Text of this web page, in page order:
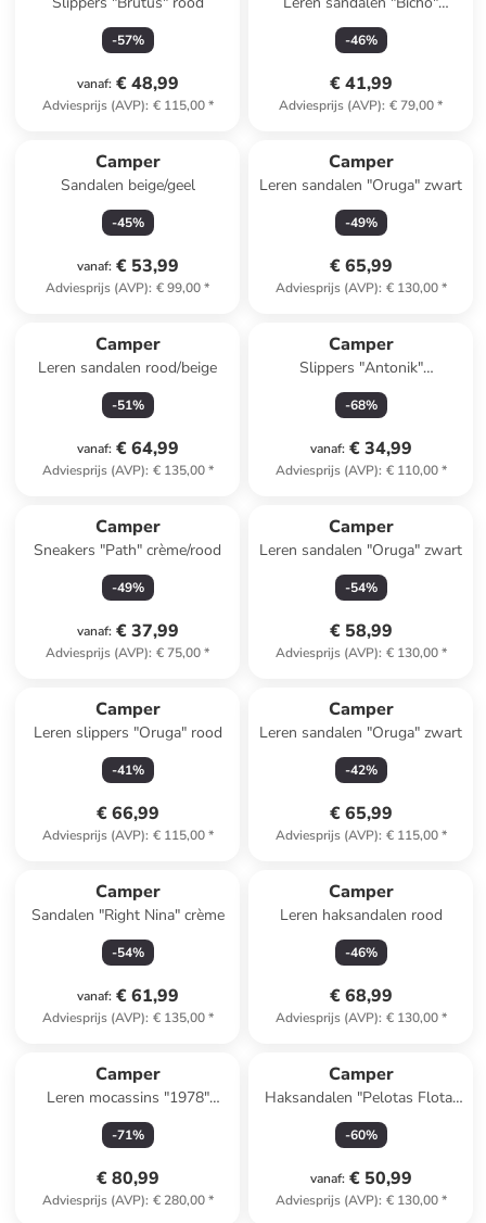
-57%
vanaf: € 48,99
Adviesprijs (AVP): € 115,00*
lichtroze
-46%
€ 41,99
Adviesprijs (AVP): € 79,00*
Camper
Sandalen beige/geel
-45%
vanaf: € 53,99
Adviesprijs (AVP): € 99,00*
Camper
Leren sandalen "Oruga" zwart
-49%
€ 65,99
Adviesprijs (AVP): € 130,00*
Camper
Leren sandalen rood/beige
-51%
vanaf: € 64,99
Adviesprijs (AVP): € 135,00*
Camper
Slippers "Antonik"
donkerblauw
-68%
vanaf: € 34,99
Adviesprijs (AVP): € 110,00*
Camper
Sneakers "Path" crème/rood
-49%
vanaf: € 37,99
Adviesprijs (AVP): € 75,00*
Camper
Leren sandalen "Oruga" zwart
-54%
€ 58,99
Adviesprijs (AVP): € 130,00*
Camper
Leren slippers "Oruga" rood
-41%
€ 66,99
Adviesprijs (AVP): € 115,00*
Camper
Leren sandalen "Oruga" zwart
-42%
€ 65,99
Adviesprijs (AVP): € 115,00*
Camper
Sandalen "Right Nina" crème
-54%
vanaf: € 61,99
Adviesprijs (AVP): € 135,00*
Camper
Leren haksandalen rood
-46%
€ 68,99
Adviesprijs (AVP): € 130,00*
Camper
Leren mocassins "1978"
crème
-71%
€ 80,99
Adviesprijs (AVP): € 280,00*
Camper
Haksandalen "Pelotas Flota"
turquoise
-60%
vanaf: € 50,99
Adviesprijs (AVP): € 130,00*